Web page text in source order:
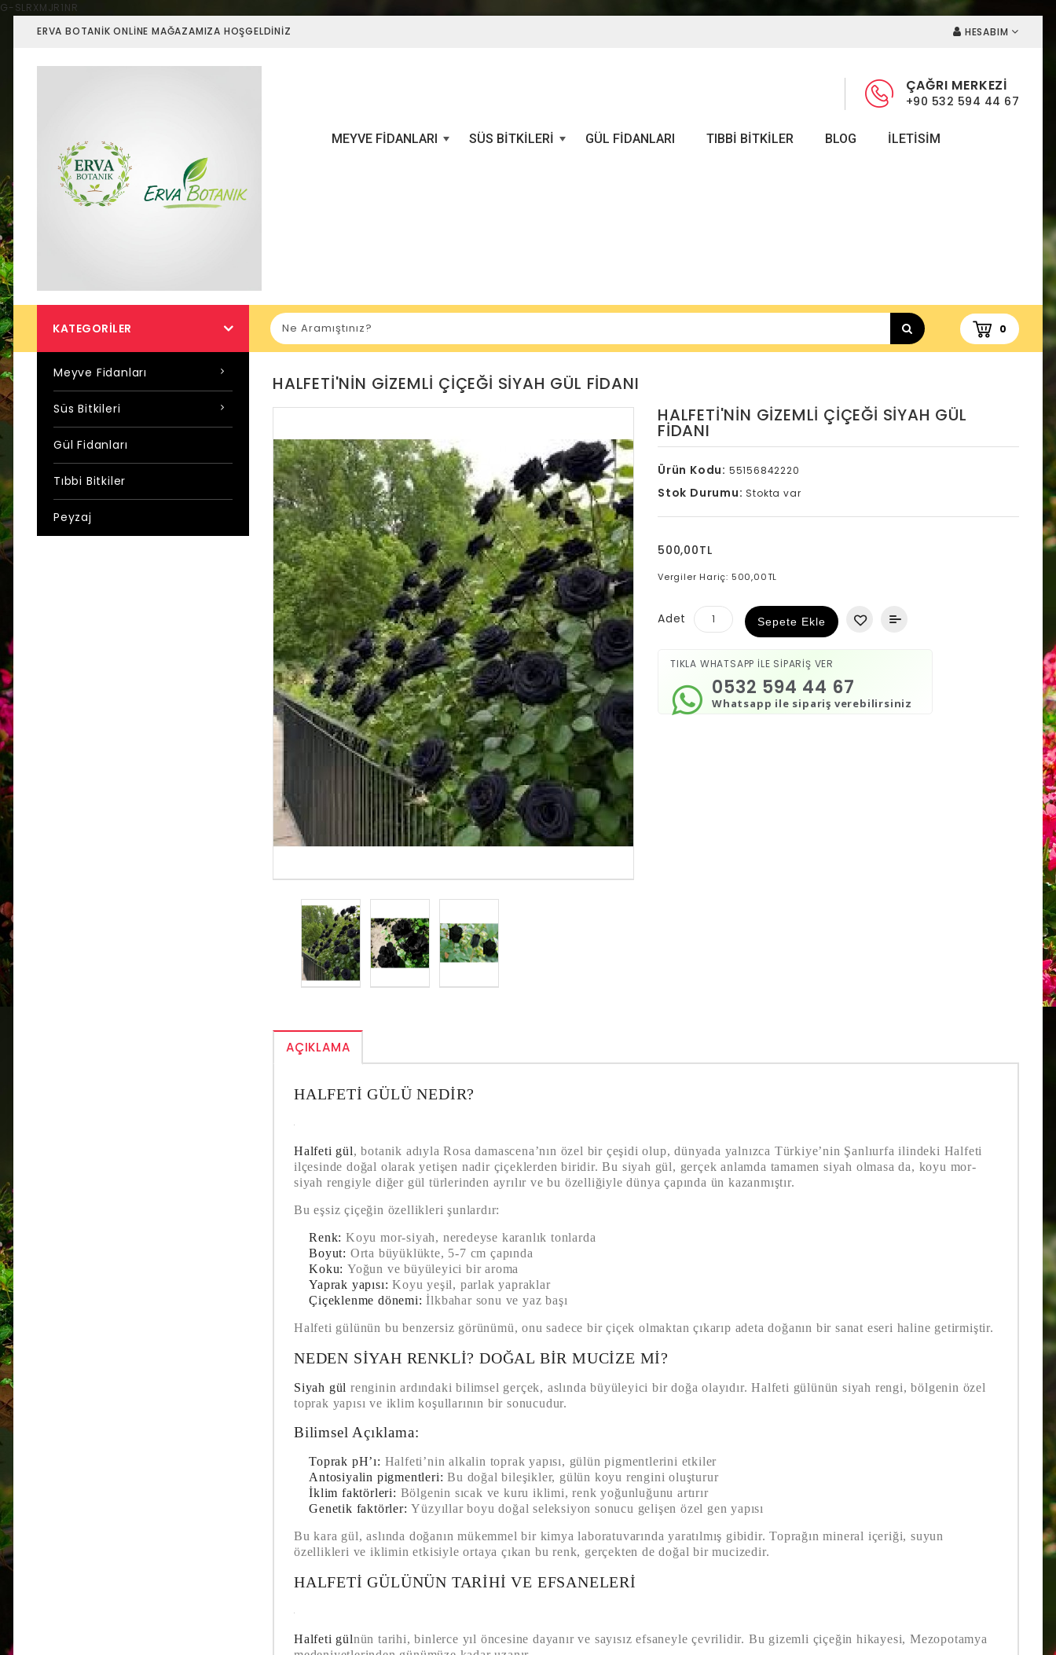
G-SLRXMJR1NR
ERVA BOTANIK ONLINE MAĞAZAMIZA HOŞGELDINIZ
HESABIM
ÇAĞRI MERKEZİ
+90 532 594 44 67
MEYVE FIDANLARI SÜS BITKILERI GÜL FIDANLARI TIBBI BITKILER BLOG ILETISIM
KATEGORILER 0
Meyve Fidanları
Süs Bitkileri
Gül Fidanları
Tıbbi Bitkiler
Peyzaj
HALFETI'NIN GIZEMLI ÇIÇEĞI SIYAH GÜL FIDANI
HALFETI'NIN GIZEMLI ÇIÇEĞI SIYAH GÜL
FIDANI
Ürün Kodu: 55156842220
Stok Durumu: Stokta var
500,00TL
Vergiler Hariç: 500,00TL
Adet Sepete Ekle
TIKLA WHATSAPP İLE SİPARİŞ VER
Whatsapp ile sipariş verebilirsiniz
0532 594 44 67
AÇIKLAMA
HALFETI GÜLÜ NEDIR?
Halfeti gül, botanik adıyla Rosa damascena’nın özel bir çeşidi olup, dünyada yalnızca Türkiye’nin Şanlıurfa ilindeki Halfeti
ilçesinde doğal olarak yetişen nadir çiçeklerden biridir. Bu siyah gül, gerçek anlamda tamamen siyah olmasa da, koyu mor-
siyah rengiyle diğer gül türlerinden ayrılır ve bu özelliğiyle dünya çapında ün kazanmıştır.
Bu eşsiz çiçeğin özellikleri şunlardır:
Renk: Koyu mor-siyah, neredeyse karanlık tonlarda
Boyut: Orta büyüklükte, 5-7 cm çapında
Koku: Yoğun ve büyüleyici bir aroma
Yaprak yapısı: Koyu yeşil, parlak yapraklar
Çiçeklenme dönemi: İlkbahar sonu ve yaz başı
Halfeti gülünün bu benzersiz görünümü, onu sadece bir çiçek olmaktan çıkarıp adeta doğanın bir sanat eseri haline getirmiştir.
NEDEN SIYAH RENKLI? DOĞAL BIR MUCIZE MI?
Siyah gül renginin ardındaki bilimsel gerçek, aslında büyüleyici bir doğa olayıdır. Halfeti gülünün siyah rengi, bölgenin özel
toprak yapısı ve iklim koşullarının bir sonucudur.
Bilimsel Açıklama:
Toprak pH’ı: Halfeti’nin alkalin toprak yapısı, gülün pigmentlerini etkiler
Antosiyalin pigmentleri: Bu doğal bileşikler, gülün koyu rengini oluşturur
İklim faktörleri: Bölgenin sıcak ve kuru iklimi, renk yoğunluğunu artırır
Genetik faktörler: Yüzyıllar boyu doğal seleksiyon sonucu gelişen özel gen yapısı
Bu kara gül, aslında doğanın mükemmel bir kimya laboratuvarında yaratılmış gibidir. Toprağın mineral içeriği, suyun
özellikleri ve iklimin etkisiyle ortaya çıkan bu renk, gerçekten de doğal bir mucizedir.
HALFETI GÜLÜNÜN TARIHI VE EFSANELERI
Halfeti gülnün tarihi, binlerce yıl öncesine dayanır ve sayısız efsaneyle çevrilidir. Bu gizemli çiçeğin hikayesi, Mezopotamya